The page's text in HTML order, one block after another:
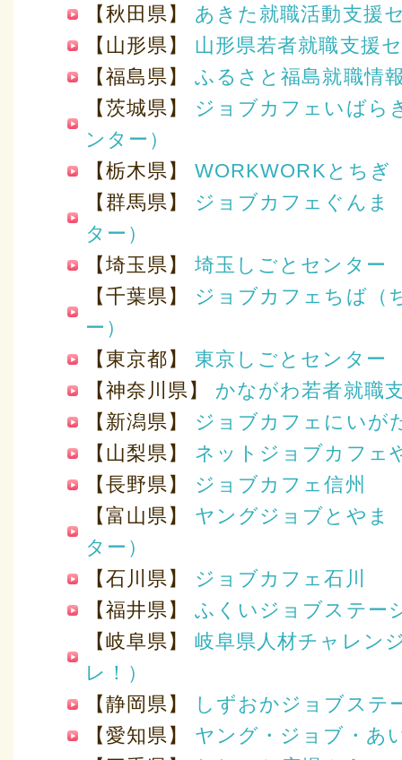
【秋田県】 あきた就職活動支援
【山形県】 山形県若者就職支援
【福島県】ふるさと福島就職情
【茨城県】 ジョブカフェいばら
ンター）
【栃木県】WORKWORKとちぎ
【群馬県】 ジョブカフェぐんま
ター）
【埼玉県】埼玉しごとセンター
【千葉県】 ジョブカフェちば（
ー）
【東京都】 東京しごとセンター
【神奈川県】 かながわ若者就職
【新潟県】 ジョブカフェにいが
【山梨県】 ネットジョブカフェ
【長野県】 ジョブカフェ信州
【富山県】 ヤングジョブとやま
ター）
【石川県】 ジョブカフェ石川
【福井県】ふくいジョブステー
【岐阜県】岐阜県人材チャレン
レ！）
【静岡県】
しずおかジョブステ
【愛知県】 ヤング・ジョブ・あ